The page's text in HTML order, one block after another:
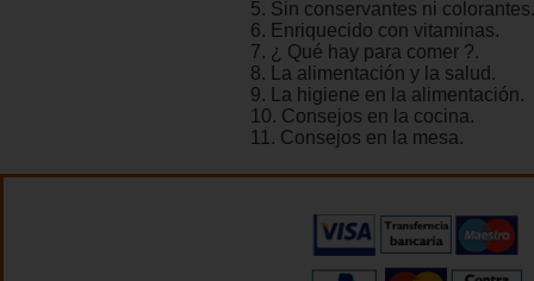
5. Sin conservantes ni colorantes.
6. Enriquecido con vitaminas.
7. ¿ Qué hay para comer ?.
8. La alimentación y la salud.
9. La higiene en la alimentación.
10. Consejos en la cocina.
11. Consejos en la mesa.